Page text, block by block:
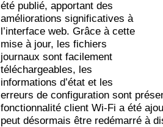
été publié, apportant des
améliorations significatives à
l’interface web. Grâce à cette
mise à jour, les fichiers
journaux sont facilement
téléchargeables, les
informations d’état et les
erreurs de configuration sont
fonctionnalité client Wi-Fi a été
peut désormais être redémarré à